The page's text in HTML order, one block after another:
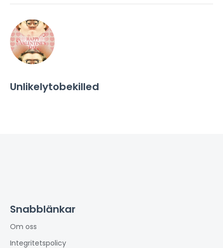
Unlikelytobekilled
Snabblänkar
Om oss
Integritetspolicy